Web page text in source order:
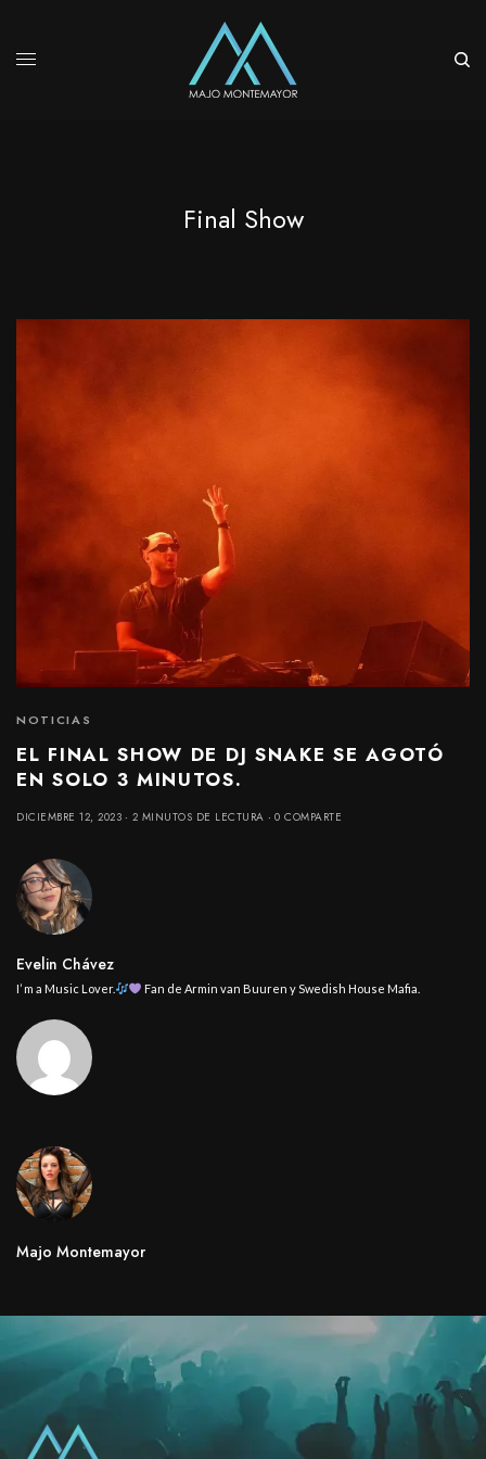
Final Show
NOTICIAS
EL FINAL SHOW DE DJ SNAKE SE AGOTÓ
EN SOLO 3 MINUTOS.
DICIEMBRE 12, 2023 2 MINUTOS DE LECTURA 0 COMPARTE
Evelin Chávez
I’ m a Music Lover. Fan de Armin van Buuren y Swedish House Mafia.
Majo Montemayor